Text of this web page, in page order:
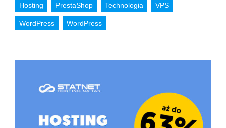
Hosting PrestaShop Technologia VPS
WordPress WordPress